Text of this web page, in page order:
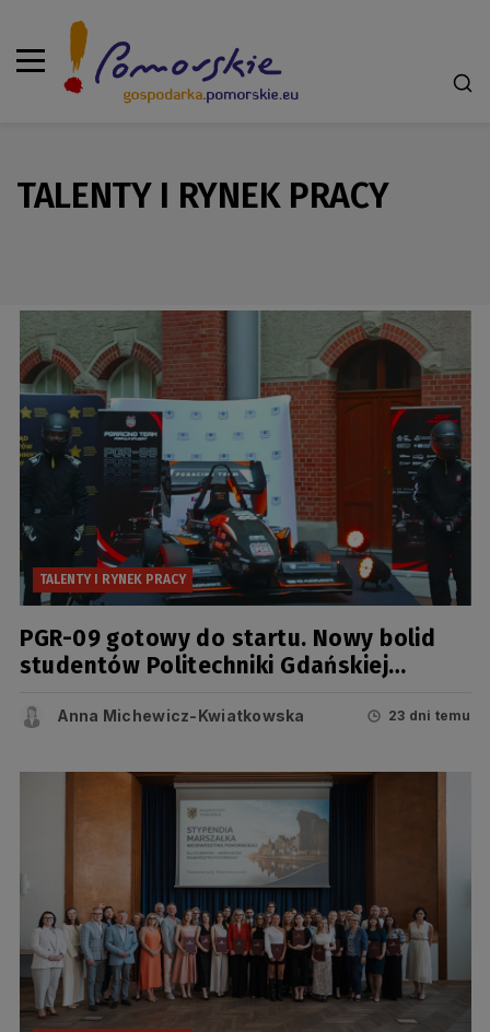
TALENTY I RYNEK PRACY
TALENTY I RYNEK PRACY
PGR-09 gotowy do startu. Nowy bolid
studentów Politechniki Gdańskiej
Student
Anna Michewicz-Kwiatkowska 23 dni temu